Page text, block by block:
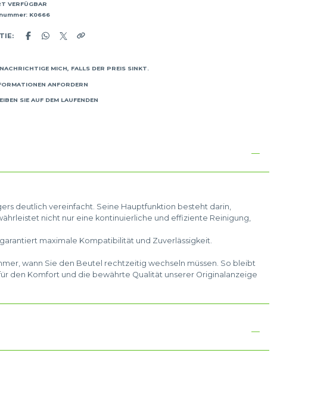
VERFÜGBAR
K0666
MICH, FALLS DER PREIS SINKT.
ANFORDERN
SIE AUF DEM LAUFENDEN
deutlich vereinfacht. Seine Hauptfunktion besteht darin,
nicht nur eine kontinuierliche und effiziente Reinigung,
maximale Kompatibilität und Zuverlässigkeit.
wann Sie den Beutel rechtzeitig wechseln müssen. So bleibt
den Komfort und die bewährte Qualität unserer Originalanzeige